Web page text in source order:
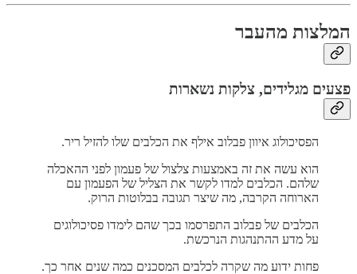
המלצות מהעבר
פצעים מגלידים, צלקות נשארות
הפסיכולוג איוון פבלוב אילף את הכלבים שלו להזיל ריר.
הוא עשה את זה באמצעות צלצול של פעמון לפני ההאכלה
שלהם. הכלבים למדו לקשר את הצליל של הפעמון עם
הארוחה הקרבה, מה שיצר תגובה בבלוטות הרוק.
הכלבים של פבלוב התפרסמו בכך שהם לימדו פסיכולוגים
על מדע ההתנהגות הנרכשת.
פחות ידוע מה שקרה לכלבים המסכנים כמה שנים אחר כך.